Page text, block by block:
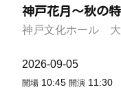
神戸花月～秋の
神戸文化ホール 大
2026-09-05
開場 10:45 開演 11:30